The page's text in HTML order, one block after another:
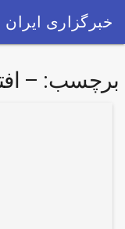
خبرگزاری ایران
برچسب: –